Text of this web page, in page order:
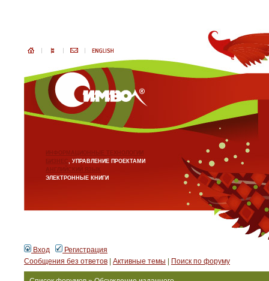
ИНФОРМАЦИОННЫЕ ТЕХНОЛОГИИ
БИЗНЕС, УПРАВЛЕНИЕ ПРОЕКТАМИ
АНГЛИЙСКИЙ ЯЗЫК
ЭЛЕКТРОННЫЕ КНИГИ
Вход
Регистрация
Сообщения без ответов
Активные темы Поиск по форуму